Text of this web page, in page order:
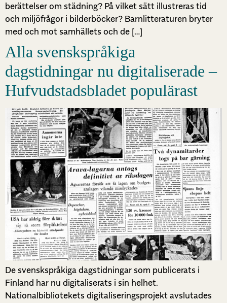
berättelser om städning? På vilket sätt illustreras tid
och miljöfrågor i bilderböcker? Barnlitteraturen bryter
med och mot samhällets och de […]
Alla svenskspråkiga
dagstidningar nu digitaliserade –
Hufvudstadsbladet populärast
De svenskspråkiga dagstidningar som publicerats i
Finland har nu digitaliserats i sin helhet.
Nationalbibliotekets digitaliseringsprojekt avslutades